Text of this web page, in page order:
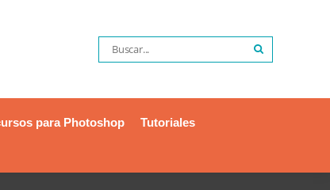
para Photoshop
Tutoriales